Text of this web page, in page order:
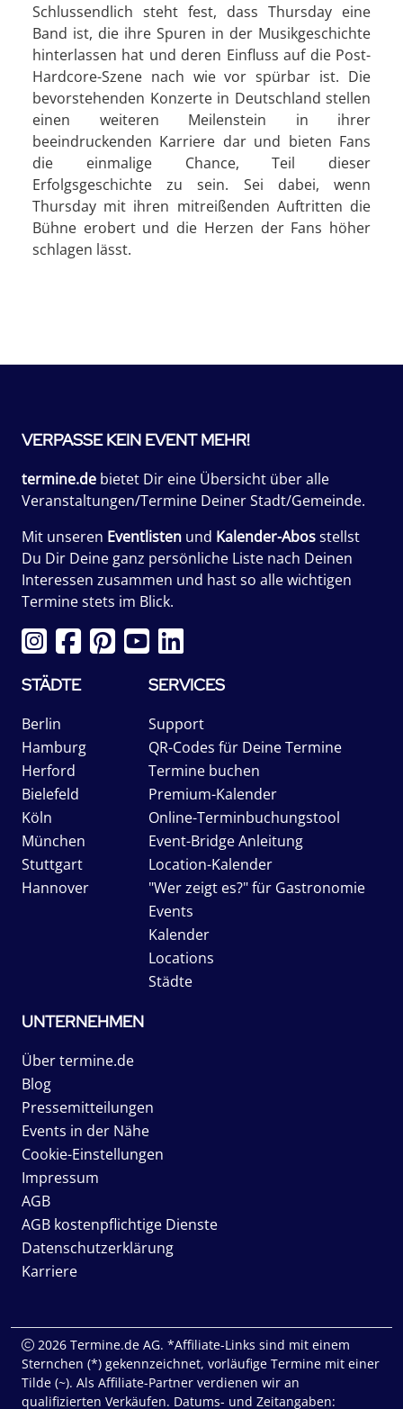
Schlussendlich steht fest, dass Thursday eine
Band ist, die ihre Spuren in der Musikgeschichte
hinterlassen hat und deren Einfluss auf die Post-
Hardcore-Szene nach wie vor spürbar ist. Die
bevorstehenden Konzerte in Deutschland stellen
einen weiteren Meilenstein in ihrer
beeindruckenden Karriere dar und bieten Fans
die einmalige Chance, Teil dieser
Erfolgsgeschichte zu sein. Sei dabei, wenn
Thursday mit ihren mitreißenden Auftritten die
Bühne erobert und die Herzen der Fans höher
schlagen lässt.
VERPASSE KEIN EVENT MEHR!
termine.de bietet Dir eine Übersicht über alle
Veranstaltungen/Termine Deiner Stadt/Gemeinde.
Mit unseren Eventlisten und Kalender-Abosstellst
Du Dir Deine ganz persönliche Liste nach Deinen
Interessen zusammen und hast so alle wichtigen
Termine stets im Blick.
STÄDTE
Berlin
Hamburg
Herford
Bielefeld
Köln
München
Stuttgart
Hannover
SERVICES
Support
QR-Codes für Deine Termine
Termine buchen
Premium-Kalender
Online-Terminbuchungstool
Event-Bridge Anleitung
Location-Kalender
"Wer zeigt es?" für Gastronomie
Events
Kalender
Locations
Städte
UNTERNEHMEN
Über termine.de
Blog
Pressemitteilungen
Events in der Nähe
Cookie-Einstellungen
Impressum
AGB
AGB kostenpflichtige Dienste
Datenschutzerklärung
Karriere
2026 Termine.de AG. *Affiliate-Links sind mit einem
Sternchen (*) gekennzeichnet, vorläufige Termine mit einer
Tilde (~). Als Affiliate-Partner verdienen wir an
qualifizierten Verkäufen. Datums- und Zeitangaben: